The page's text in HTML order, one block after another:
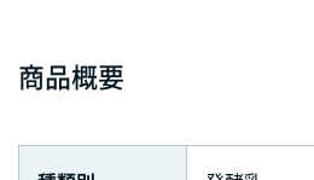
商品概要